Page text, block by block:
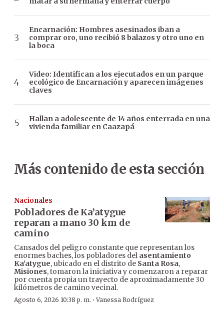
Encarnación: Hombres asesinados iban a
comprar oro, uno recibió 8 balazos y otro uno en
la boca
Video: Identifican a los ejecutados en un parque
ecológico de Encarnación y aparecen imágenes
claves
Hallan a adolescente de 14 años enterrada en una
vivienda familiar en Caazapá
Más contenido de esta sección
Nacionales
Pobladores de Ka’atygue
reparan a mano 30 km de
camino
Cansados del peligro constante que representan los
enormes baches, los pobladores del asentamiento
Ka’atygue, ubicado en el distrito de Santa Rosa,
Misiones, tomaron la iniciativa y comenzaron a reparar
por cuenta propia un trayecto de aproximadamente 30
kilómetros de camino vecinal.
Agosto 6, 2026 10:38 p. m. ·Vanessa Rodríguez